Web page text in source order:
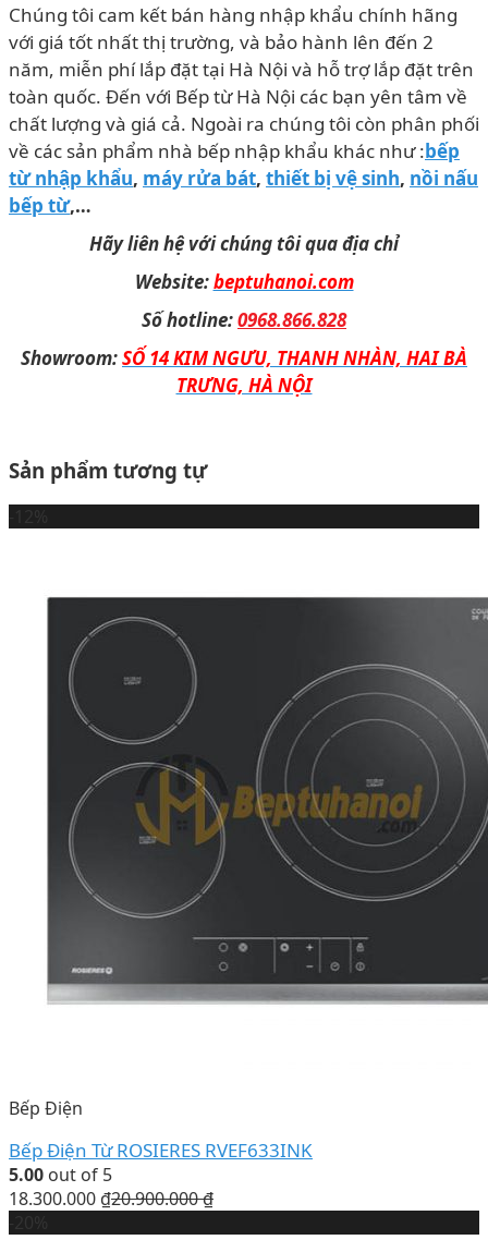
Chúng tôi cam kết bán hàng nhập khẩu chính hãng
với giá tốt nhất thị trường, và bảo hành lên đến 2
năm, miễn phí lắp đặt tại Hà Nội và hỗ trợ lắp đặt trên
toàn quốc. Đến với Bếp từ Hà Nội các bạn yên tâm về
chất lượng và giá cả. Ngoài ra chúng tôi còn phân phối
về các sản phẩm nhà bếp nhập khẩu khác như :bếp
từ nhập khẩu, máy rửa bát, thiết bị vệ sinh, nồi nấu
bếp từ,…
Hãy liên hệ với chúng tôi qua địa chỉ
Website:beptuhanoi.com
Số hotline:0968.866.828
Showroom:SỐ 14 KIM NGƯU, THANH NHÀN, HAI BÀ
TRƯNG, HÀ NỘI
Sản phẩm tương tự
Bếp Điện
Bếp Điện Từ ROSIERES RVEF633INK
5.00 out of 5
18.300.000 ₫20.900.000₫